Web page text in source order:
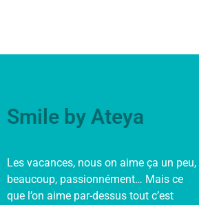
Smile by Ateya
Les vacances, nous on aime ça un peu,
beaucoup, passionnément… Mais ce
que l’on aime par-dessus tout c’est